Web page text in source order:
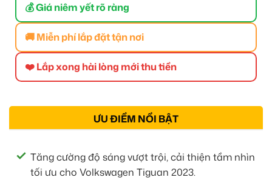
💰 Giá niêm yết rõ ràng
🚚 Miễn phí lắp đặt tận nơi
❤️ Lắp xong hài lòng mới thu tiền
ƯU ĐIỂM NỔI BẬT
Tăng cường độ sáng vượt trội, cải thiện tầm nhìn
tối ưu cho Volkswagen Tiguan 2023.